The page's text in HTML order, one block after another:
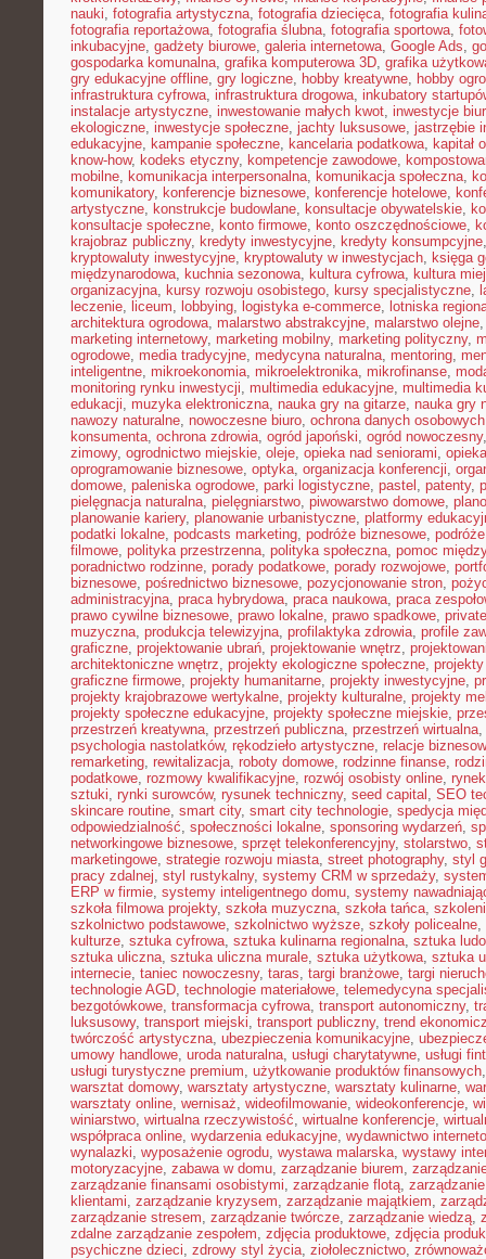
nauki, fotografia artystyczna, fotografia dziecięca, fotografia
fotografia reportażowa, fotografia ślubna, fotografia sportowa,
inkubacyjne, gadżety biurowe, galeria internetowa, Google Ads,
gospodarka komunalna, grafika komputerowa 3D, grafika
gry edukacyjne offline, gry logiczne, hobby kreatywne, hobby
infrastruktura cyfrowa, infrastruktura drogowa, inkubatory
instalacje artystyczne, inwestowanie małych kwot, inwestycje
ekologiczne, inwestycje społeczne, jachty luksusowe, jastrzębie
edukacyjne, kampanie społeczne, kancelaria podatkowa, kapitał
know-how, kodeks etyczny, kompetencje zawodowe,
mobilne, komunikacja interpersonalna, komunikacja społeczna,
komunikatory, konferencje biznesowe, konferencje hotelowe,
artystyczne, konstrukcje budowlane, konsultacje obywatelskie,
konsultacje społeczne, konto firmowe, konto oszczędnościowe,
krajobraz publiczny, kredyty inwestycyjne, kredyty konsumpcyjne
kryptowaluty inwestycyjne, kryptowaluty w inwestycjach, księga
międzynarodowa, kuchnia sezonowa, kultura cyfrowa, kultura
organizacyjna, kursy rozwoju osobistego, kursy specjalistyczne,
leczenie, liceum, lobbying, logistyka e-commerce, lotniska
architektura ogrodowa, malarstwo abstrakcyjne, malarstwo olejne
marketing internetowy, marketing mobilny, marketing polityczny,
ogrodowe, media tradycyjne, medycyna naturalna, mentoring,
inteligentne, mikroekonomia, mikroelektronika, mikrofinanse,
monitoring rynku inwestycji, multimedia edukacyjne, multimedia
edukacji, muzyka elektroniczna, nauka gry na gitarze, nauka gry
nawozy naturalne, nowoczesne biuro, ochrona danych osobowych
konsumenta, ochrona zdrowia, ogród japoński, ogród nowoczesny
zimowy, ogrodnictwo miejskie, oleje, opieka nad seniorami,
oprogramowanie biznesowe, optyka, organizacja konferencji,
domowe, paleniska ogrodowe, parki logistyczne, pastel , patenty,
pielęgnacja naturalna, pielęgniarstwo, piwowarstwo domowe,
planowanie kariery, planowanie urbanistyczne, platformy
podatki lokalne, podcasts marketing, podróże biznesowe,
filmowe, polityka przestrzenna, polityka społeczna, pomoc
poradnictwo rodzinne, porady podatkowe, porady rozwojowe,
biznesowe, pośrednictwo biznesowe, pozycjonowanie stron,
administracyjna, praca hybrydowa, praca naukowa, praca
prawo cywilne biznesowe, prawo lokalne, prawo spadkowe,
muzyczna, produkcja telewizyjna, profilaktyka zdrowia, profile
graficzne, projektowanie ubrań, projektowanie wnętrz,
architektoniczne wnętrz, projekty ekologiczne społeczne,
graficzne firmowe, projekty humanitarne, projekty inwestycyjne,
projekty krajobrazowe wertykalne, projekty kulturalne, projekty
projekty społeczne edukacyjne, projekty społeczne miejskie,
przestrzeń kreatywna, przestrzeń publiczna, przestrzeń wirtualna,
psychologia nastolatków, rękodzieło artystyczne, relacje
remarketing, rewitalizacja, roboty domowe, rodzinne finanse,
podatkowe, rozmowy kwalifikacyjne, rozwój osobisty online,
sztuki, rynki surowców, rysunek techniczny, seed capital , SEO
skincare routine, smart city, smart city technologie, spedycja
odpowiedzialność, społeczności lokalne, sponsoring wydarzeń,
networkingowe biznesowe, sprzęt telekonferencyjny, stolarstwo,
marketingowe, strategie rozwoju miasta, street photography, styl
pracy zdalnej, styl rustykalny, systemy CRM w sprzedaży,
ERP w firmie, systemy inteligentnego domu, systemy
szkoła filmowa projekty, szkoła muzyczna, szkoła tańca,
szkolnictwo podstawowe, szkolnictwo wyższe, szkoły policealne,
kulturze, sztuka cyfrowa, sztuka kulinarna regionalna, sztuka
sztuka uliczna, sztuka uliczna murale, sztuka użytkowa, sztuka
internecie, taniec nowoczesny, taras, targi branżowe, targi
technologie AGD, technologie materiałowe, telemedycyna
bezgotówkowe, transformacja cyfrowa, transport autonomiczny,
luksusowy, transport miejski, transport publiczny, trend
twórczość artystyczna, ubezpieczenia komunikacyjne,
umowy handlowe, uroda naturalna, usługi charytatywne, usługi
usługi turystyczne premium, użytkowanie produktów finansowych
warsztat domowy, warsztaty artystyczne, warsztaty kulinarne,
warsztaty online, wernisaż, wideofilmowanie, wideokonferencje,
winiarstwo, wirtualna rzeczywistość, wirtualne konferencje,
współpraca online, wydarzenia edukacyjne, wydawnictwo
wynalazki, wyposażenie ogrodu, wystawa malarska, wystawy
motoryzacyjne, zabawa w domu, zarządzanie biurem,
zarządzanie finansami osobistymi, zarządzanie flotą,
klientami, zarządzanie kryzysem, zarządzanie majątkiem,
zarządzanie stresem, zarządzanie twórcze, zarządzanie wiedzą,
zdalne zarządzanie zespołem, zdjęcia produktowe, zdjęcia
psychiczne dzieci, zdrowy styl życia, ziołolecznictwo,